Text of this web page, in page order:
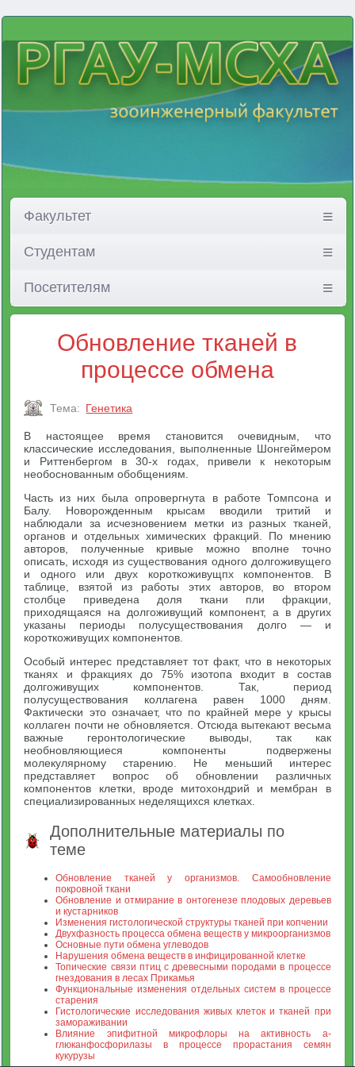
Факультет
Студентам
Посетителям
Обновление тканей в
процессе обмена
Тема: Генетика
В настоящее время становится очевидным, что
классические исследования, выполненные Шонгеймером
и Риттенбергом в 30-х годах, привели к некоторым
необоснованным обобщениям.
Часть из них была опровергнута в работе Томпсона и
Балу. Новорожденным крысам вводили тритий и
наблюдали за исчезновением метки из разных тканей,
органов и отдельных химических фракций. По мнению
авторов, полученные кривые можно вполне точно
описать, исходя из существования одного долгоживущего
и одного или двух короткоживущпх компонентов. В
таблице, взятой из работы этих авторов, во втором
столбце приведена доля ткани пли фракции,
приходящаяся на долгоживущий компонент, а в других
указаны периоды полусуществования долго — и
короткоживущих компонентов.
Особый интерес представляет тот факт, что в некоторых
тканях и фракциях до 75% изотопа входит в состав
долгоживущих компонентов. Так, период
полусуществования коллагена равен 1000 дням.
Фактически это означает, что по крайней мере у крысы
коллаген почти не обновляется. Отсюда вытекают весьма
важные геронтологические выводы, так как
необновляющиеся компоненты подвержены
молекулярному старению. Не меньший интерес
представляет вопрос об обновлении различных
компонентов клетки, вроде митохондрий и мембран в
специализированных неделящихся клетках.
Дополнительные материалы по
теме
Обновление тканей у организмов. Самообновление
покровной ткани
Обновление и отмирание в онтогенезе плодовых деревьев
и кустарников
Изменения гистологической структуры тканей при копчении
Двухфазность процесса обмена веществ у микроорганизмов
Основные пути обмена углеводов
Нарушения обмена веществ в инфицированной клетке
Топические связи птиц с древесными породами в процессе
гнездования в лесах Прикамья
Функциональные изменения отдельных систем в процессе
старения
Гистологические исследования живых клеток и тканей при
замораживании
Влияние эпифитной микрофлоры на активность а-
глюканфосфорилазы в процессе прорастания семян
кукурузы